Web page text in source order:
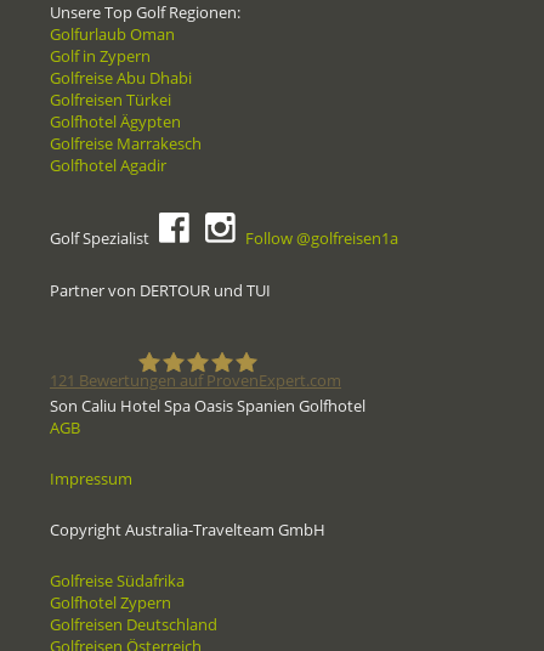
Unsere Top Golf Regionen:
Golfurlaub Oman
Golf in Zypern
Golfreise Abu Dhabi
Golfreisen Türkei
Golfhotel Ägypten
Golfreise Marrakesch
Golfhotel Agadir
Golf Spezialist Follow @golfreisen1a
Partner von DERTOUR und TUI
121 Bewertungen auf ProvenExpert.com
Son Caliu Hotel Spa Oasis Spanien Golfhotel
AGB
Impressum
Copyright Australia-Travelteam GmbH
Golfreise Südafrika
Golfhotel Zypern
Golfreisen Deutschland
Golfreisen Österreich